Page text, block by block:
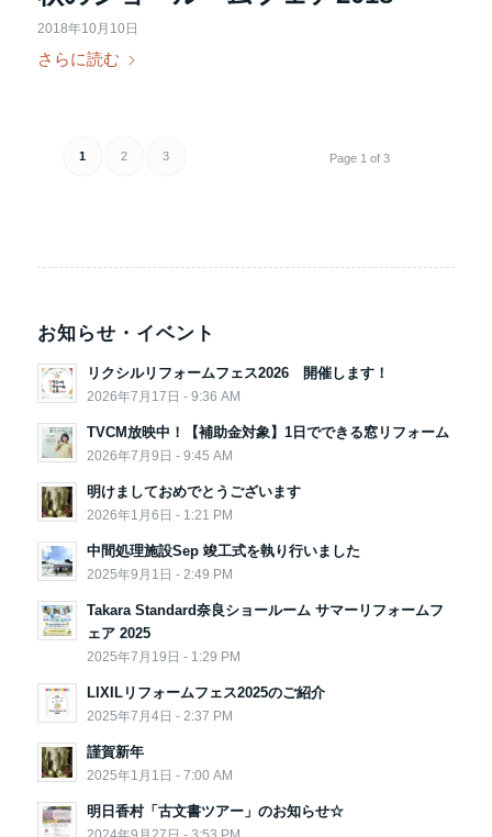
2018年10月10日
さらに読む
Page 1 of 3
1 2 3
お知らせ・イベント
リクシルリフォームフェス2026 開催します！
2026年7月17日 - 9:36 AM
TVCM放映中！【補助金対象】1日でできる窓リフォーム
2026年7月9日 - 9:45 AM
明けましておめでとうございます
2026年1月6日 - 1:21 PM
中間処理施設Sep 竣工式を執り行いました
2025年9月1日 - 2:49 PM
Takara Standard奈良ショールーム サマーリフォームフ
ェア 2025
2025年7月19日 - 1:29 PM
LIXILリフォームフェス2025のご紹介
2025年7月4日 - 2:37 PM
謹賀新年
2025年1月1日 - 7:00 AM
明日香村「古文書ツアー」のお知らせ☆